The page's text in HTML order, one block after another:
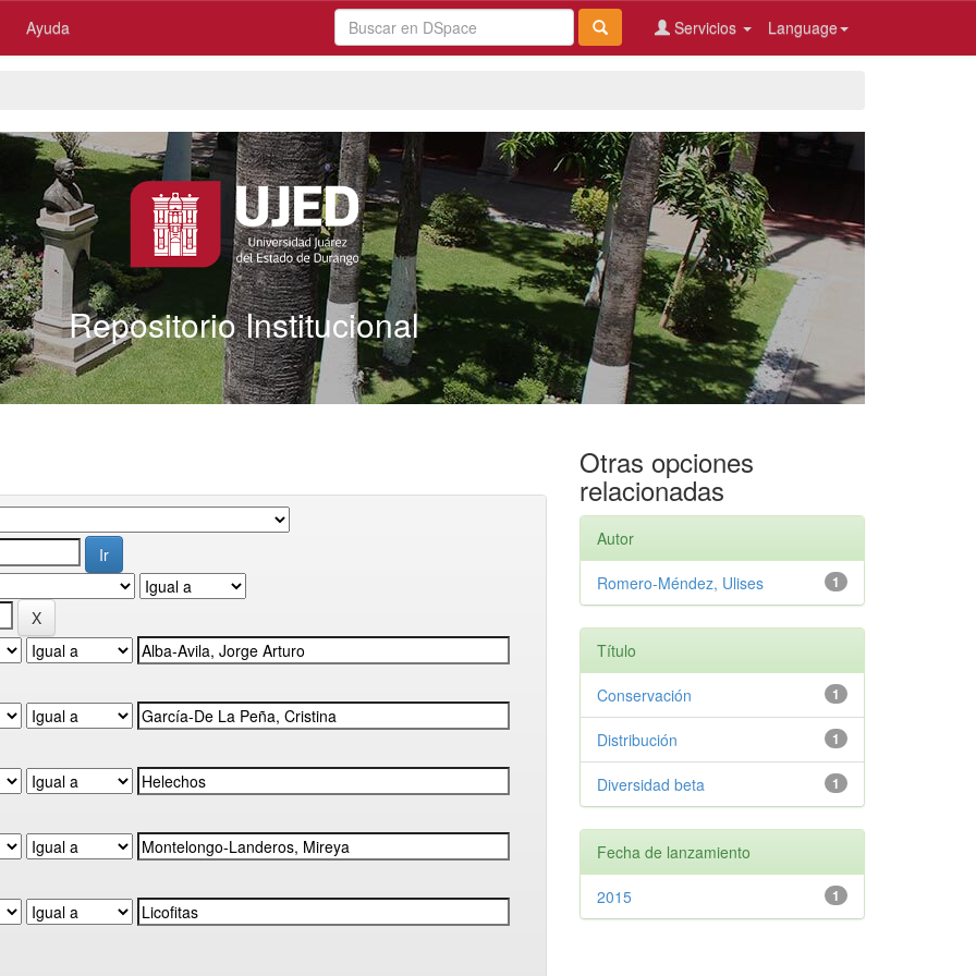
Ayuda Language
Servicios
Repositorio Institucional
Otras opciones
relacionadas
Autor
1
Romero-Méndez, Ulises
Título
1
Conservación
1
Distribución
1
Diversidad beta
Fecha de lanzamiento
1
2015